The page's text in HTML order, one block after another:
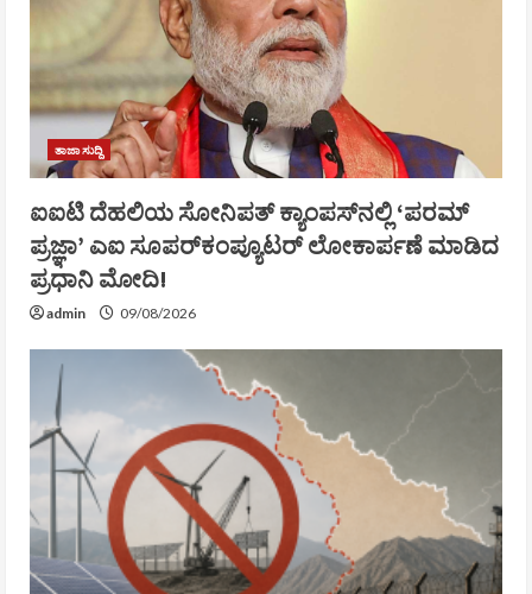
ತಾಜಾ ಸುದ್ದಿ
ಐಐಟಿ ದೆಹಲಿಯ ಸೋನಿಪತ್ ಕ್ಯಾಂಪಸ್‌ನಲ್ಲಿ ‘ಪರಮ್
ಪ್ರಜ್ಞಾ’ ಎಐ ಸೂಪರ್‌ಕಂಪ್ಯೂಟರ್ ಲೋಕಾರ್ಪಣೆ ಮಾಡಿದ
ಪ್ರಧಾನಿ ಮೋದಿ!
admin 09/08/2026